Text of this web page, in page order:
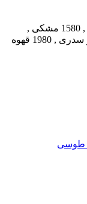
, 1580 مشکی
,
,
1980 قهوه